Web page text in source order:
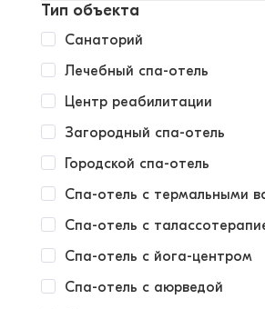
Тип объекта
Санаторий
Лечебный спа-отель
Центр реабилитации
Загородный спа-отель
Городской спа-отель
Спа-отель с термальными
Спа-отель с
Спа-отель с йога-центром
Спа-отель с аюрведой